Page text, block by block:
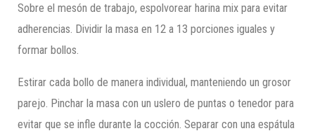
Sobre el mesón de trabajo, espolvorear harina mix para evitar
adherencias. Dividir la masa en 12 a 13 porciones iguales y
formar bollos.
Estirar cada bollo de manera individual, manteniendo un grosor
parejo. Pinchar la masa con un uslero de puntas o tenedor para
evitar que se infle durante la cocción. Separar con una espátula